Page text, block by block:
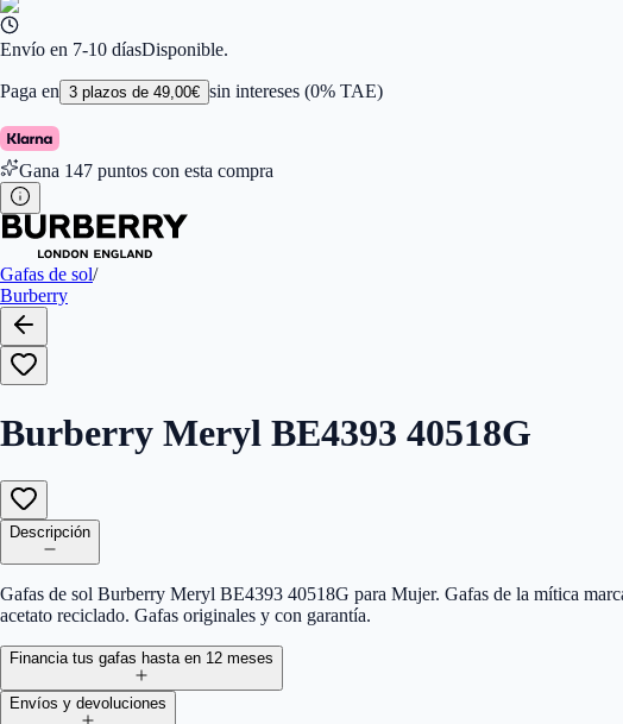
Color de Lentes:Gris
Forma:Ojo De Gato
Género:Mujer
Largo de la Varilla (mm)
Marca
Tipo de Cristales: Normales
Envío en 7-10 díasDisponible.
Paga en 3 plazos de 49,00€ sin intereses (0% TAE)
Gana 147 puntos con esta compra
Gafas de sol/
Burberry
Burberry Meryl BE4393 40518G
Descripción
Gafas de sol Burberry Meryl BE4393 40518G para Mujer. Gafas de la mítica
acetato reciclado. Gafas originales y con garantía.
Financia tus gafas hasta en 12 meses
Envíos y devoluciones